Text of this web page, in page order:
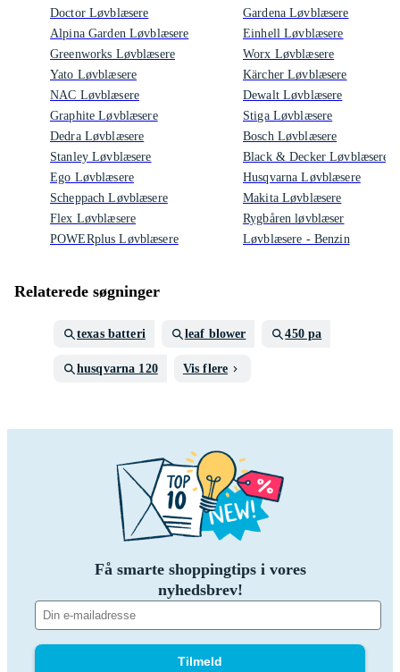
Doctor Løvblæsere
Alpina Garden Løvblæsere
Greenworks Løvblæsere
Yato Løvblæsere
NAC Løvblæsere
Graphite Løvblæsere
Dedra Løvblæsere
Stanley Løvblæsere
Ego Løvblæsere
Scheppach Løvblæsere
Flex Løvblæsere
POWERplus Løvblæsere
Gardena Løvblæsere
Einhell Løvblæsere
Worx Løvblæsere
Kärcher Løvblæsere
Dewalt Løvblæsere
Stiga Løvblæsere
Bosch Løvblæsere
Black & Decker Løvblæsere
Husqvarna Løvblæsere
Makita Løvblæsere
Rygbåren løvblæser
Løvblæsere - Benzin
Relaterede søgninger
texas batteri leaf blower 450 pa
husqvarna 120 Vis flere
Få smarte shoppingtips i vores
nyhedsbrev!
Tilmeld